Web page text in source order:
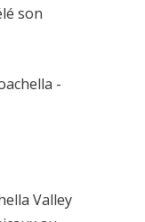
son
Valley